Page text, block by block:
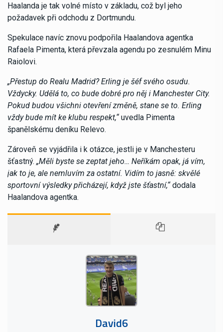
Haalanda je tak volné místo v základu, což byl jeho
požadavek při odchodu z Dortmundu.
Spekulace navíc znovu podpořila Haalandova agentka
Rafaela Pimenta, která převzala agendu po zesnulém Minu
Raiolovi.
„Přestup do Realu Madrid? Erling je šéf svého osudu.
Vždycky. Udělá to, co bude dobré pro něj i Manchester City.
Pokud budou všichni otevření změně, stane se to. Erling
vždy bude mít ke klubu respekt,“uvedla Pimenta
španělskému deníku Relevo.
Zároveň se vyjádřila i k otázce, jestli je v Manchesteru
šťastný. „Měli byste se zeptat jeho… Neříkám opak, já vím,
jak to je, ale nemluvím za ostatní. Vidím to jasně: skvělé
sportovní výsledky přicházejí, když jste šťastní,“dodala
Haalandova agentka.
David6